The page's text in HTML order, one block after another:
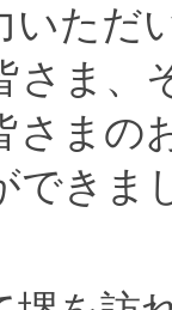
いただ
さま、
さまの
できま